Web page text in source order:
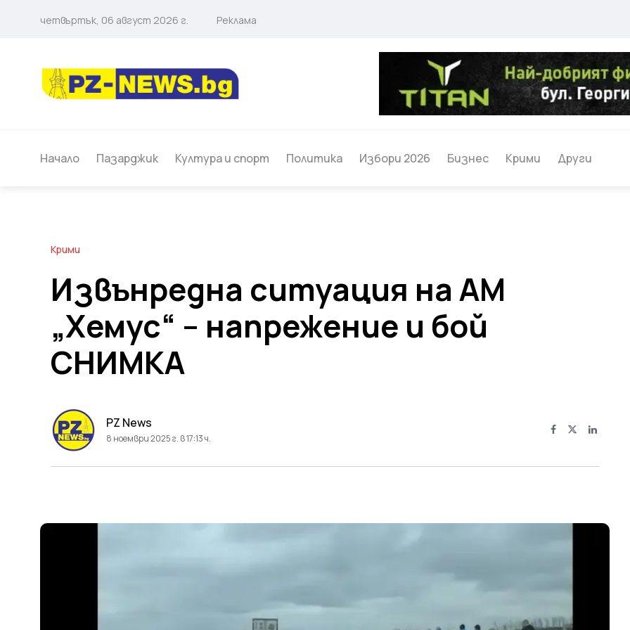
четвъртък, 06 август 2026 г. Реклама
Начало Пазарджик Култура и спорт Политика Избори 2026 Бизнес Крими Други
Крими
Извънредна ситуация на АМ
„Хемус“ – напрежение и бой
СНИМКА
PZ News
8 ноември 2025 г. в 17:13 ч.